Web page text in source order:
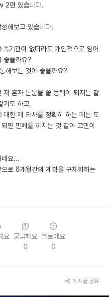
2편 있습니다.
해보고 있습니다.
기관이 없더라도 개인적으로 영어
좋을까요?
해보는 것이 좋을까요?
저 혼자 논문을 쓸 능력이 되지는 같
기도 하고,
대한 제 의사를 정확히 하는 데는 도
면 민폐를 끼치는 것 같아 고민이
네요...
로 6개월간의 계획을 구체화하는
요
궁금해요
0
별로에요
0
게시글 공유